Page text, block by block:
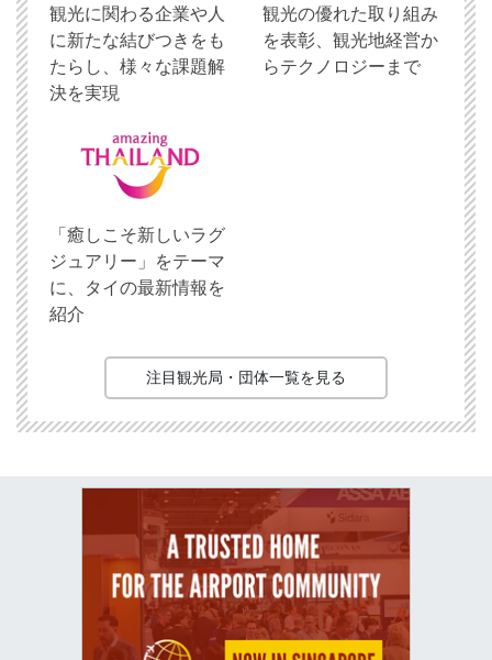
観光に関わる企業や人
に新たな結びつきをも
たらし、様々な課題解
決を実現
観光の優れた取り組み
を表彰、観光地経営か
らテクノロジーまで
「癒しこそ新しいラグ
ジュアリー」をテーマ
に、タイの最新情報を
紹介
注目観光局・団体一覧を見る